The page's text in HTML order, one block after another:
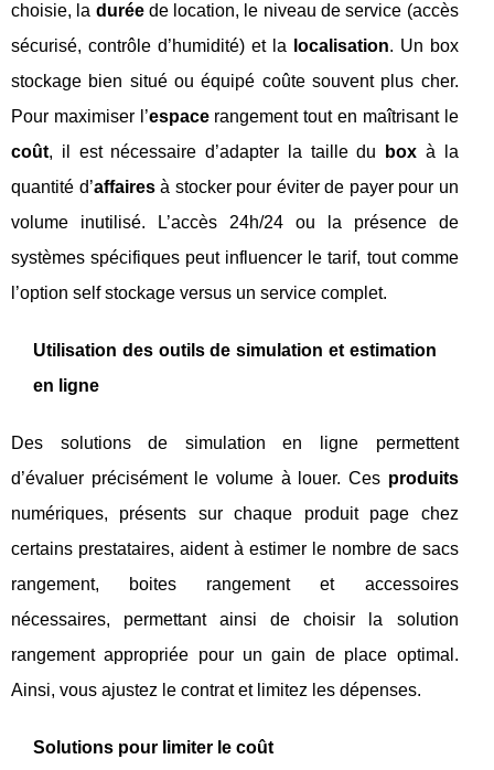
choisie, la duréede location, le niveau de service (accès
sécurisé, contrôle d’humidité) et la
localisation. Un box
stockage bien situé ou équipé coûte souvent plus cher.
Pour maximiser l’espacerangement tout en maîtrisant le
coût, il est nécessaire d’adapter la taille du box à la
quantité d’affairesà stocker pour éviter de payer pour un
volume inutilisé. L’accès 24h/24 ou la présence de
systèmes spécifiques peut influencer le tarif, tout comme
l’option self stockage versus un service complet.
Utilisation des outils de simulation et estimation
en ligne
Des solutions de simulation en ligne permettent
d’évaluer précisément le volume à louer. Ces produits
numériques, présents sur chaque produit page chez
certains prestataires, aident à estimer le nombre de sacs
rangement, boites rangement et accessoires
nécessaires, permettant ainsi de choisir la solution
rangement appropriée pour un gain de place optimal.
Ainsi, vous ajustez le contrat et limitez les dépenses.
Solutions pour limiter le coût